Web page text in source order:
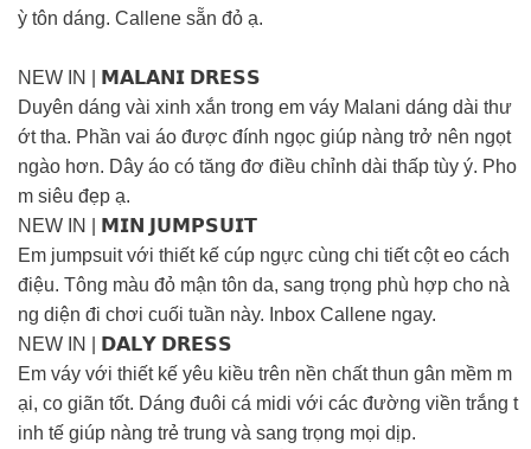
ỳ tôn dáng. Callene sẵn đỏ ạ.
NEW IN | 𝗠𝗔𝗟𝗔𝗡𝗜 𝗗𝗥𝗘𝗦𝗦
Duyên dáng vài xinh xắn trong em váy Malani dáng dài thư
ớt tha. Phần vai áo được đính ngọc giúp nàng trở nên ngọt
ngào hơn. Dây áo có tăng đơ điều chỉnh dài thấp tùy ý. Pho
m siêu đẹp ạ.
NEW IN | 𝗠𝗜𝗡 𝗝𝗨𝗠𝗣𝗦𝗨𝗜𝗧
Em jumpsuit với thiết kế cúp ngực cùng chi tiết cột eo cách
điệu. Tông màu đỏ mận tôn da, sang trọng phù hợp cho nà
ng diện đi chơi cuối tuần này. Inbox Callene ngay.
NEW IN | 𝗗𝗔𝗟𝗬 𝗗𝗥𝗘𝗦𝗦
Em váy với thiết kế yêu kiều trên nền chất thun gân mềm m
ại, co giãn tốt. Dáng đuôi cá midi với các đường viền trắng t
inh tế giúp nàng trẻ trung và sang trọng mọi dịp.